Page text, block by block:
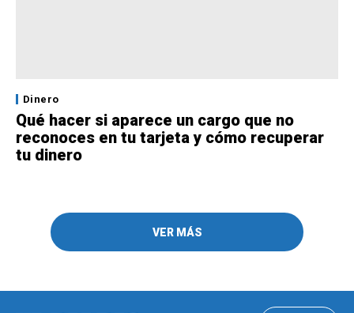
Dinero
Qué hacer si aparece un cargo que no
reconoces en tu tarjeta y cómo recuperar
tu dinero
VER MÁS